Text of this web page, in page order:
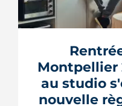
Montpellier
pièce de Port
l'Union, entrée
phase de
transformer un
quartier
LIRE
Montpellier
au studio
nouvelle